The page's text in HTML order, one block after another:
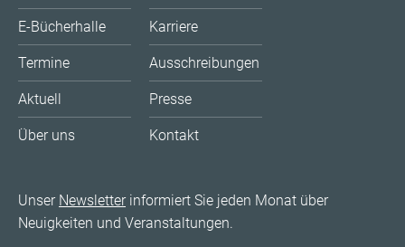
E-Bücherhalle
Termine
Aktuell
Über uns
Karriere
Ausschreibungen
Presse
Kontakt
Unser Newsletterinformiert Sie jeden Monat über
Neuigkeiten und Veranstaltungen.